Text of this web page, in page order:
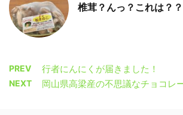
椎茸？んっ？これは？？
PREV 行者にんにくが届きました！
NEXT 岡山県高梁産の不思議なチョコレ